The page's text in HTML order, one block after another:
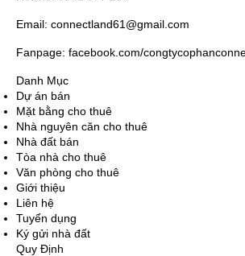
Email: connectland61@gmail.com
Fanpage: facebook.com/
Danh Mục
Dự án bán
Mặt bằng cho thuê
Nhà nguyên căn cho thuê
Nhà đất bán
Tòa nhà cho thuê
Văn phòng cho thuê
Giới thiệu
Liên hệ
Tuyển dụng
Ký gửi nhà đất
Quy Định